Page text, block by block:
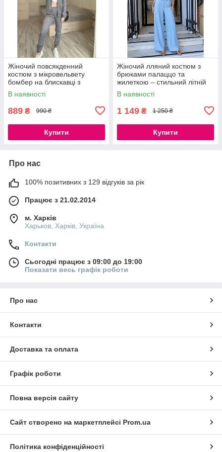
Жіночий повсякденний
костюм з мікровельвету
бомбер на блискавці з
джогерами стильний
комплект, розміри 42–52
В наявності
889 ₴ 990 ₴
Купити
Жіночий лляний костюм з
брюками палаццо та
жилеткою – стильний літній
костюм із жатого льону 42/44,
46/48
В наявності
1 149 ₴ 1 250 ₴
Купити
Про нас
100% позитивних з 129 відгуків за рік
Працює з 21.02.2014
м. Харків
Харьков, Харків, Україна
Контакти
Сьогодні працює з 09:00 до 19:00
Показати весь графік роботи
Про нас
Контакти
Доставка та оплата
Графік роботи
Повна версія сайту
Сайт створено на маркетплейсі Prom.ua
Політика конфіденційності